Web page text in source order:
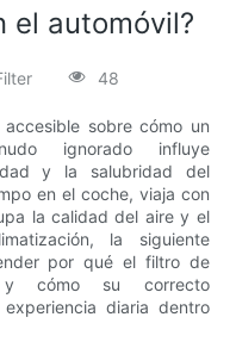
el automóvil?
48
sobre cómo un
ignorado influye
y la salubridad del
en el coche, viaja con
la calidad del aire y el
la siguiente
por qué el filtro de
y cómo su correcto
diaria dentro